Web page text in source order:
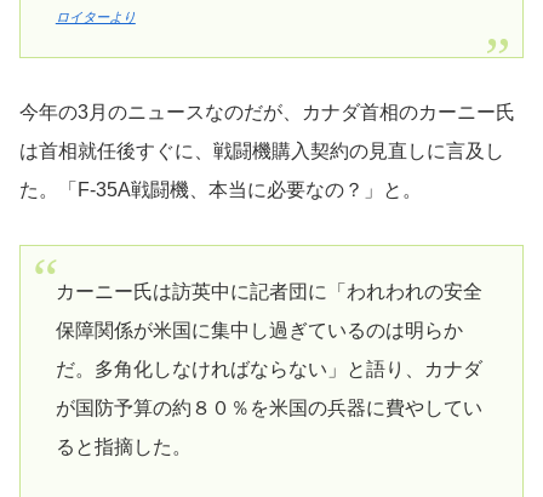
ロイターより
今年の3月のニュースなのだが、カナダ首相のカーニー氏
は首相就任後すぐに、戦闘機購入契約の見直しに言及し
た。「F-35A戦闘機、本当に必要なの？」と。
カーニー氏は訪英中に記者団に「われわれの安全
保障関係が米国に集中し過ぎているのは明らか
だ。多角化しなければならない」と語り、カナダ
が国防予算の約８０％を米国の兵器に費やしてい
ると指摘した。